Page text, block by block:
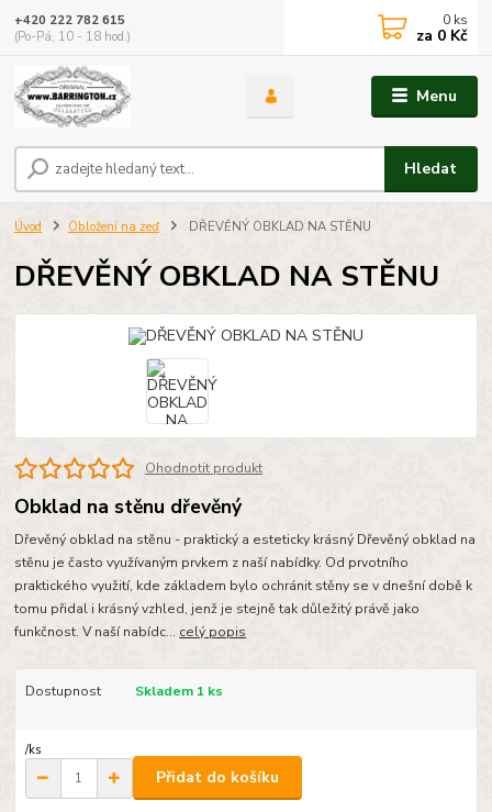
Menu
Hledat
+420 222 782 615
(Po-Pá, 10 - 18 hod.)
0 ks
za 0 Kč
Úvod Obložení na zeď DŘEVĚNÝ OBKLAD NA STĚNU
DŘEVĚNÝ OBKLAD NA STĚNU
Ohodnotit produkt
Obklad na stěnu dřevěný
Dřevěný obklad na stěnu - praktický a esteticky krásný Dřevěný obklad na
stěnu je často využívaným prvkem z naší nabídky. Od prvotního
praktického využití, kde základem bylo ochránit stěny se v dnešní době k
tomu přidal i krásný vzhled, jenž je stejně tak důležitý právě jako
funkčnost. V naší nabídc... celý popis
Dostupnost Skladem 1 ks
/ks
Přidat do košíku